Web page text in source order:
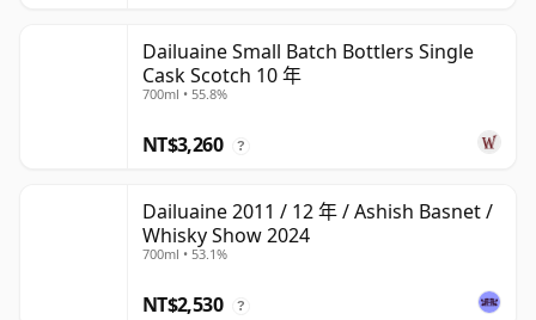
Dailuaine Small Batch Bottlers Single
Cask Scotch 10 年
700ml • 55.8%
NT$3,260 ?
Dailuaine 2011 / 12 年 / Ashish Basnet /
Whisky Show 2024
700ml • 53.1%
NT$2,530 ?